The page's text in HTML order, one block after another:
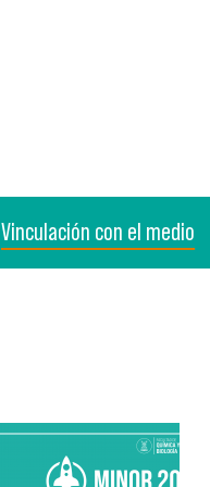
Vinculación con el medio